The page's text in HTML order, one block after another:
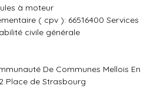
à moteur
( cpv ): 66516400 Services
civile générale
De Communes Mellois En
Place de Strasbourg